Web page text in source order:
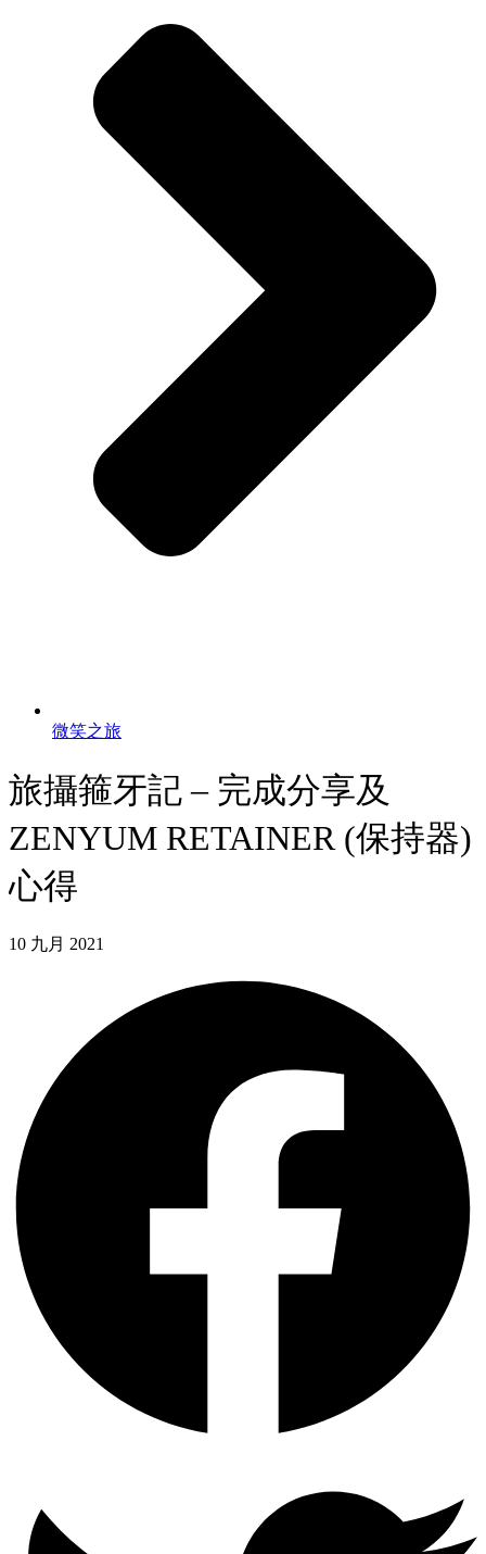
微笑之旅
旅攝箍牙記 – 完成分享及
ZENYUM RETAINER (保持器)
心得
10 九月 2021